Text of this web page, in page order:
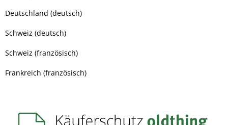
Deutschland (deutsch)
Schweiz (deutsch)
Schweiz (französisch)
Frankreich (französisch)